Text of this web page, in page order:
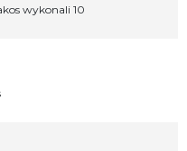
wykonali 10